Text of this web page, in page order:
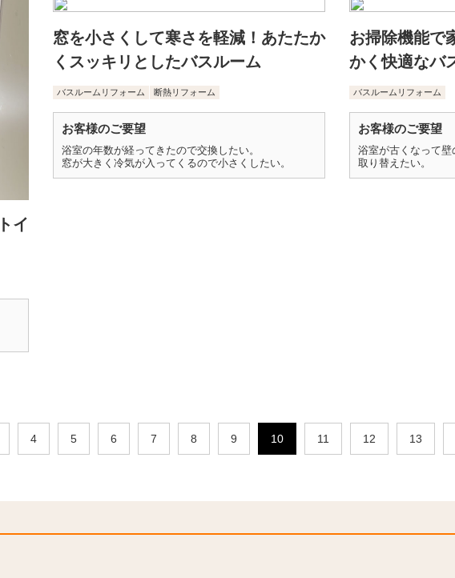
イ
窓を小さくして寒さを軽減！あたたか
くスッキリとしたバスルーム
バスルームリフォーム 断熱リフォーム
お客様のご要望
浴室の年数が経ってきたので交換したい。
窓が大きく冷気が入ってくるので小さくしたい。
お掃除機能で
かく快適なバ
バスルームリフォーム
お客様のご要望
浴室が古くなって
取り替えたい。
4 5 6 7 8 9 10 11 12 13